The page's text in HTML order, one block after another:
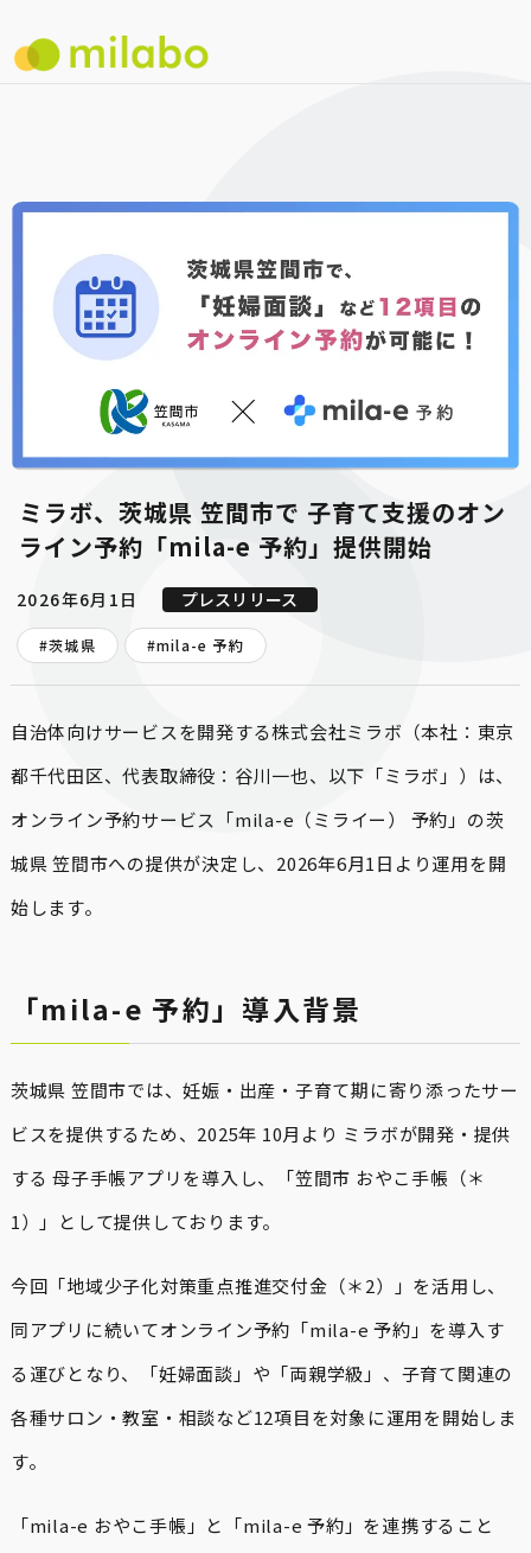
ミラボ、茨城県 笠間市で 子育て支援のオン
ライン予約「mila-e 予約」提供開始
2026年6月1日 プレスリリース
#茨城県 #mila-e 予約
自治体向けサービスを開発する株式会社ミラボ（本社：東京
都千代田区、代表取締役：谷川一也、以下「ミラボ」）は、
オンライン予約サービス「mila-e（ミライー） 予約」の茨
城県 笠間市への提供が決定し、2026年6月1日より運用を開
始します。
「mila-e 予約」導入背景
茨城県 笠間市では、妊娠・出産・子育て期に寄り添ったサー
ビスを提供するため、2025年 10月より ミラボが開発・提供
する 母子手帳アプリを導入し、「笠間市 おやこ手帳（＊
1）」として提供しております。
今回「地域少子化対策重点推進交付金（＊2）」を活用し、
同アプリに続いてオンライン予約「mila-e 予約」を導入す
る運びとなり、「妊婦面談」や「両親学級」、子育て関連の
各種サロン・教室・相談など12項目を対象に運用を開始しま
す。
「mila-e おやこ手帳」と「mila-e 予約」を連携すること